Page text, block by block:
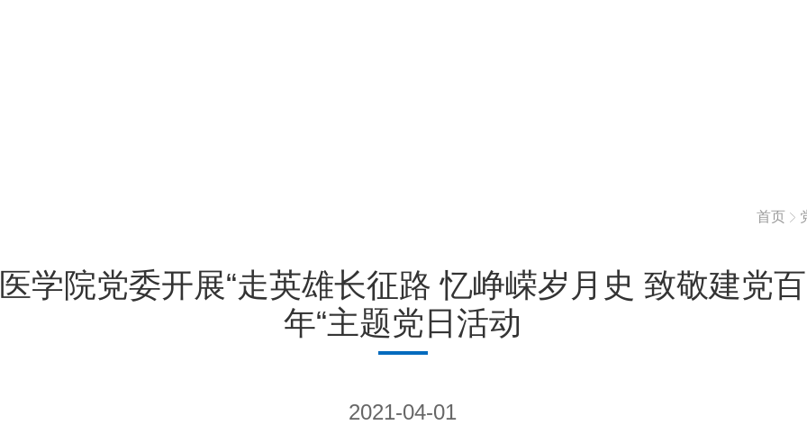
首页
医学院党委开展“走英雄长征路 忆峥嵘岁月史 致敬建党百
年“主题党日活动
2021-04-01